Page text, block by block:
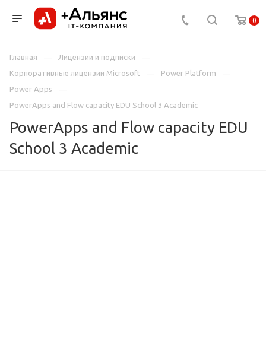
0
Главная
Лицензии и подписки
Корпоративные лицензии Microsoft
Power Platform
Power Apps
PowerApps and Flow capacity EDU School 3 Academic
PowerApps and Flow capacity EDU
School 3 Academic